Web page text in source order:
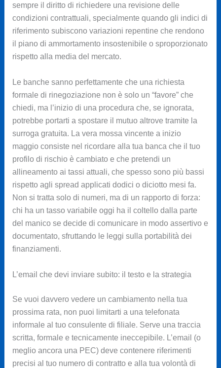
sempre il diritto di richiedere una revisione delle
condizioni contrattuali, specialmente quando gli indici di
riferimento subiscono variazioni repentine che rendono
il piano di ammortamento insostenibile o sproporzionato
rispetto alla media del mercato.
Le banche sanno perfettamente che una richiesta
formale di rinegoziazione non è solo un “favore” che
chiedi, ma l’inizio di una procedura che, se ignorata,
potrebbe portarti a spostare il mutuo altrove tramite la
surroga gratuita. La vera mossa vincente a inizio
maggio consiste nel ricordare alla tua banca che il tuo
profilo di rischio è cambiato e che pretendi un
allineamento ai tassi attuali, che spesso sono più bassi
rispetto agli spread applicati dodici o diciotto mesi fa.
Non si tratta solo di numeri, ma di un rapporto di forza:
chi ha un tasso variabile oggi ha il coltello dalla parte
del manico se decide di comunicare in modo assertivo e
documentato, sfruttando le leggi sulla portabilità dei
finanziamenti.
L’email che devi inviare subito: il testo e la strategia
Se vuoi davvero vedere un cambiamento nella tua
prossima rata, non puoi limitarti a una telefonata
informale al tuo consulente di filiale. Serve una traccia
scritta, formale e tecnicamente ineccepibile. L’email (o
meglio ancora una PEC) deve contenere riferimenti
precisi al tuo numero di contratto e alla tua volontà di